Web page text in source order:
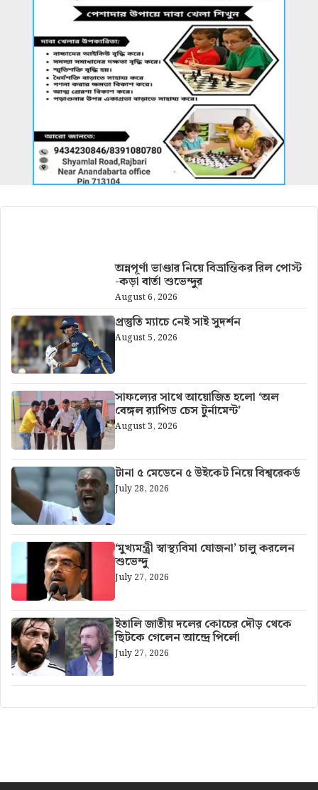
অন্নপূর্ণা ভাণ্ডার নিয়ে বিভ্রান্তিকর রিল পোস্ট
-কড়া বার্তা শুভেন্দুর
August 6, 2026
প্রস্তুতি ম্যাচে নেই সাই সুদর্শন
August 5, 2026
সাফল্যের সাথে আয়োজিত হলো ‘অল
বেঙ্গল র‍্যাপিড চেস টুর্নামেন্ট’
August 3, 2026
টানা ৫ মেডেনে ৫ উইকেট নিয়ে বিশ্বরেকর্ড
July 28, 2026
‘মুখ্যমন্ত্রী স্বাস্থ্যবিমা যোজনা’ চালু করলেন
শুভেন্দু
July 27, 2026
ইতালি জাতীয় দলের কোচের দৌড় থেকে
ছিটকে গেলেন আন্দ্রে পির্লো
July 27, 2026